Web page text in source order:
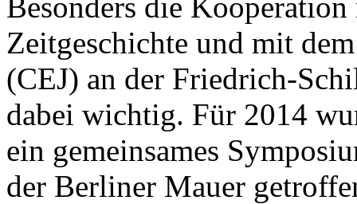
Zeitgeschichte und mit
(CEJ) an der Friedrich-
dabei wichtig. Für 2014
ein gemeinsames
der Berliner Mauer